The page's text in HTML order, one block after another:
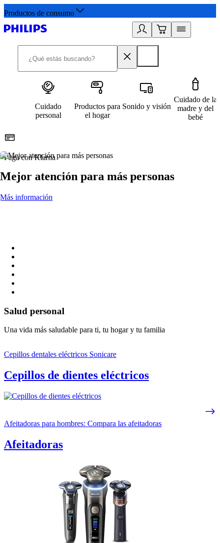
Productos de consumo
Cuidado
personal
Productos para
el hogar
Sonido y visión
Cuidado de la
madre y del
bebé
Paga con Klarna
Mejor atención para más personas
Más información
Salud personal
Una vida más saludable para ti, tu hogar y tu familia
Cepillos dentales eléctricos Sonicare
Cepillos de dientes eléctricos
Afeitadoras para hombres: Compara las afeitadoras
Afeitadoras